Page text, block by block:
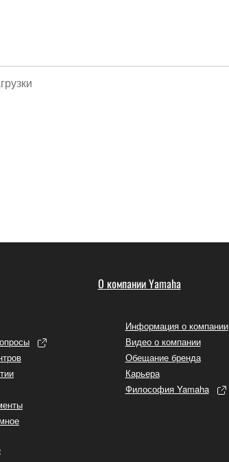
О компании Yamaha
Информация о компании
Видео о компании
Обещание бренда
Карьера
Философия Yamaha